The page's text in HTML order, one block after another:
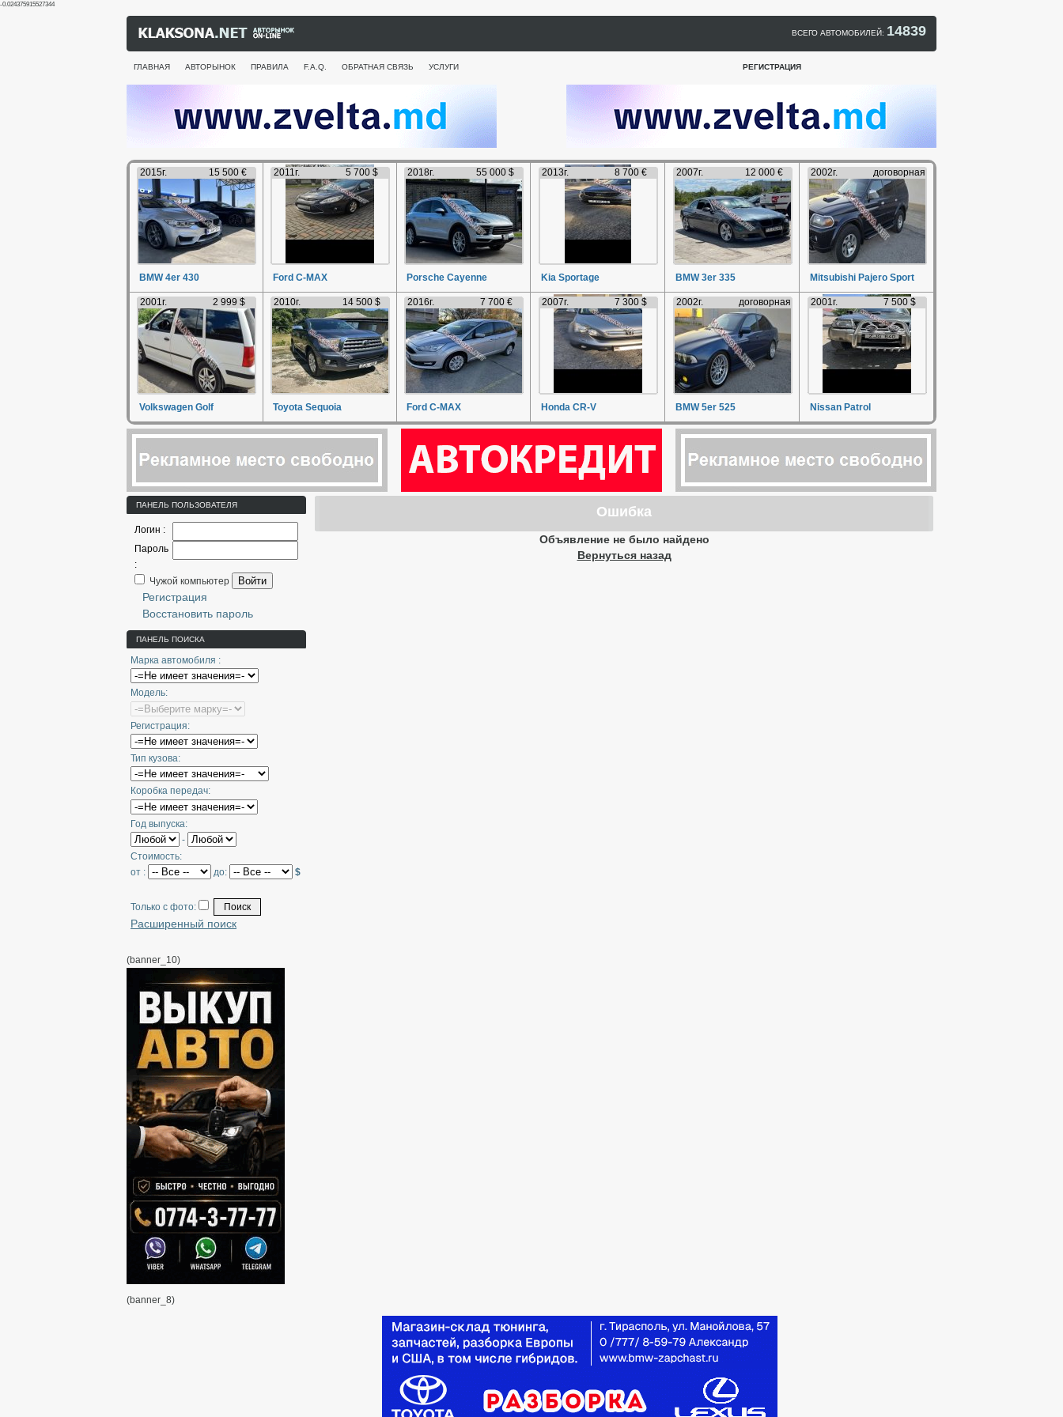
-0.024375915527344
ВСЕГО АВТОМОБИЛЕЙ: 14839
ГЛАВНАЯ АВТОРЫНОК ПРАВИЛА F.A.Q. ОБРАТНАЯ СВЯЗЬ УСЛУГИ РЕГИСТРАЦИЯ
2015г. 15 500 €
BMW 4er 430
2011г. 5 700 $
Ford C-MAX
2018г. 55 000 $
Porsche Cayenne
2013г. 8 700 €
Kia Sportage
2007г. 12 000 €
BMW 3er 335
2002г. договорная
Mitsubishi Pajero Sport
2001г. 2 999 $
Volkswagen Golf
2010г. 14 500 $
Toyota Sequoia
2016г. 7 700 €
Ford C-MAX
2007г. 7 300 $
Honda CR-V
2002г. договорная
BMW 5er 525
2001г. 7 500 $
Nissan Patrol
ПАНЕЛЬ ПОЛЬЗОВАТЕЛЯ
Логин :
Пароль
:
Чужой компьютер
Войти
Регистрация
Восстановить пароль
ПАНЕЛЬ ПОИСКА
Марка автомобиля :
Модель:
Регистрация:
Тип кузова:
Коробка передач:
Год выпуска:
-
Стоимость:
от :
до: $
Только с фото:
Расширенный поиск
(banner_10)
(banner_8)
Ошибка
Объявление не было найдено
Вернуться назад